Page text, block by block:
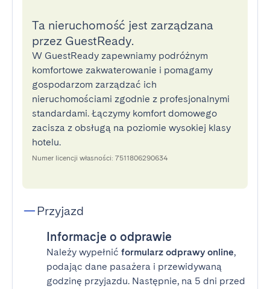
Ta nieruchomość jest zarządzana
przez GuestReady.
W GuestReady zapewniamy podróżnym
komfortowe zakwaterowanie i pomagamy
gospodarzom zarządzać ich
nieruchomościami zgodnie z profesjonalnymi
standardami. Łączymy komfort domowego
zacisza z obsługą na poziomie wysokiej klasy
hotelu.
Numer licencji własności: 7511806290634
Przyjazd
Informacje o odprawie
Należy wypełnić formularz odprawy online,
podając dane pasażera i przewidywaną
godzinę przyjazdu. Następnie, na 5 dni przed